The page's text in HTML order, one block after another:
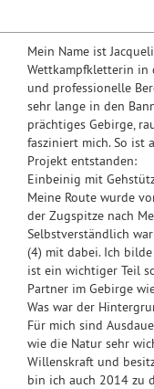
Mein Name ist
Wettkampfkletterin in
und professionelle
sehr lange in den
prächtiges Gebirge,
fasziniert mich. So ist
Projekt entstanden:
Einbeinig mit
Meine Route wurde
der Zugspitze nach
Selbstverständlich
(4) mit dabei. Ich
ist ein wichtiger Teil
Partner im Gebirge
Was war der
Für mich sind
wie die Natur sehr
Willenskraft und
bin ich auch 2014 zu